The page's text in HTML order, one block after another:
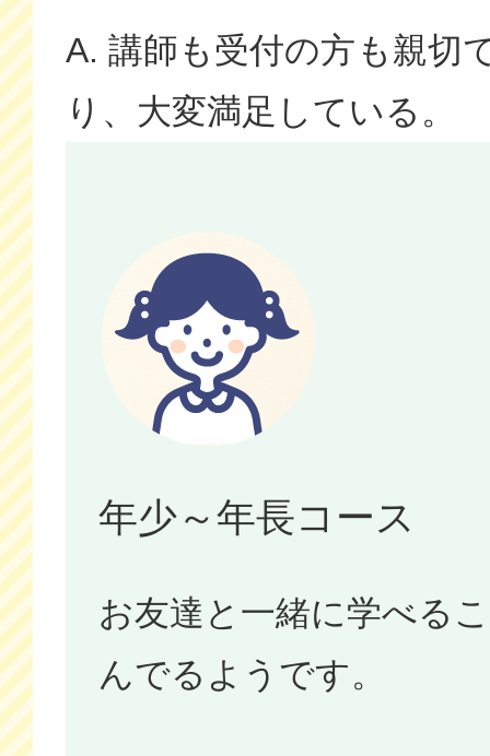
A. 講師も受付の方も親切
り、大変満足している。
年少～年長コース
お友達と一緒に学べる
んでるようです。